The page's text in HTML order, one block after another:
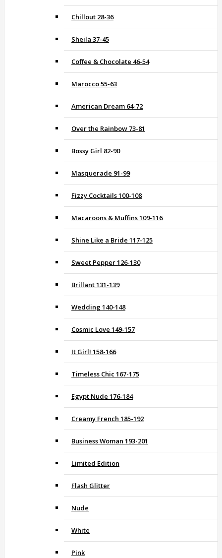
Chillout 28-36
Sheila 37-45
Coffee & Chocolate 46-54
Marocco 55-63
American Dream 64-72
Over the Rainbow 73-81
Bossy Girl 82-90
Masquerade 91-99
Fizzy Cocktails 100-108
Macaroons & Muffins 109-116
Shine Like a Bride 117-125
Sweet Pepper 126-130
Brillant 131-139
Wedding 140-148
Cosmic Love 149-157
It Girl! 158-166
Timeless Chic 167-175
Egypt Nude 176-184
Creamy French 185-192
Business Woman 193-201
Limited Edition
Flash Glitter
Nude
White
Pink